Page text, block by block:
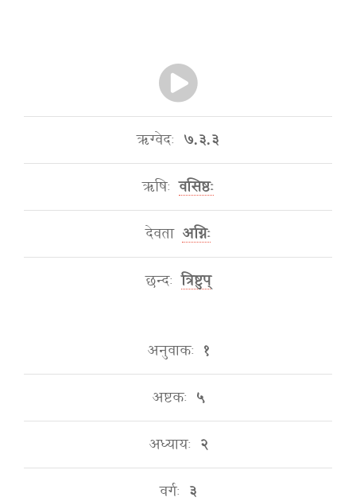
ऋग्वेदः ७.३.३
ऋषिः वसिष्ठः
देवता अग्निः
छन्दः त्रिष्टुप्
अनुवाकः १
अष्टकः ५
अध्यायः २
वर्गः ३